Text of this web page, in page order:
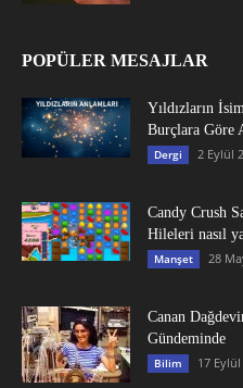
POPÜLER MESAJLAR
Yıldızların
Burçlara Göre
Dergi 2 Eylül
Candy Crush
Hileleri nasıl
Manşet 28
Canan
Gündeminde
Bilim 17